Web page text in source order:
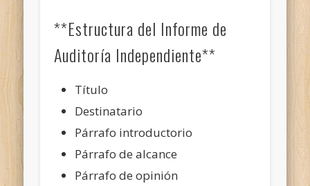
**Estructura del Informe de
Auditoría Independiente**
Título
Destinatario
Párrafo introductorio
Párrafo de alcance
Párrafo de opinión